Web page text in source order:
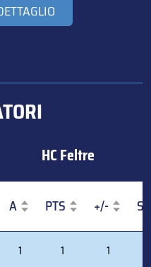
HC Feltre
A PTS +/-
S
1 1 1